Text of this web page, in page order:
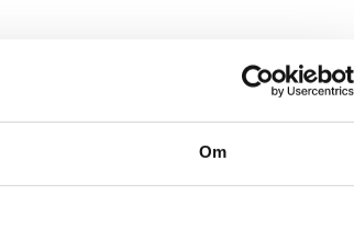
Om
bedrifter tilgang til banklån